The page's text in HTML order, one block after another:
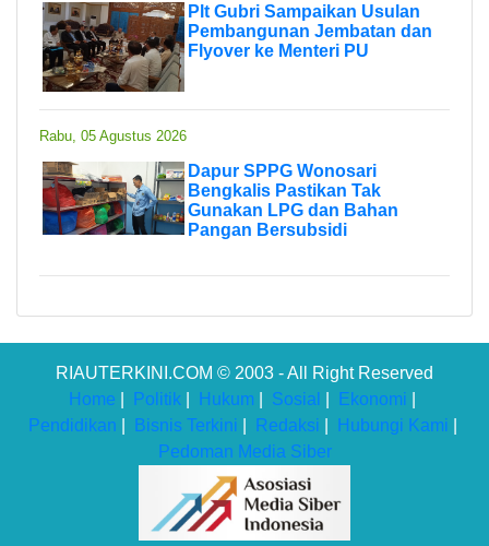
Plt Gubri Sampaikan Usulan
Pembangunan Jembatan dan
Flyover ke Menteri PU
Rabu, 05 Agustus 2026
Dapur SPPG Wonosari
Bengkalis Pastikan Tak
Gunakan LPG dan Bahan
Pangan Bersubsidi
RIAUTERKINI.COM © 2003 - All Right Reserved
Home
Politik Hukum Sosial Ekonomi
Pendidikan
Bisnis Terkini Redaksi Hubungi Kami
Pedoman Media Siber